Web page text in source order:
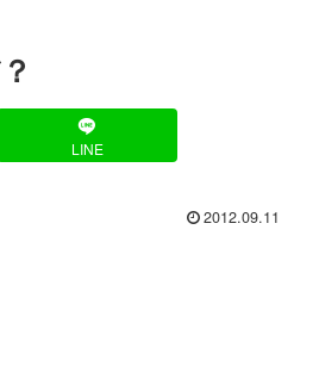
LINE
2012.09.11